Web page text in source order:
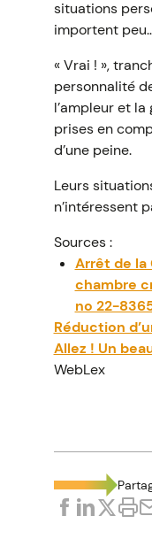
situations
importent
« Vrai ! »,
personnalité
l’ampleur et
prises en
d’une peine.
Leurs
n’intéressent
Sources :
Arrêt de la
chambre
no 22-
Réduction
Allez ! Un
WebLex